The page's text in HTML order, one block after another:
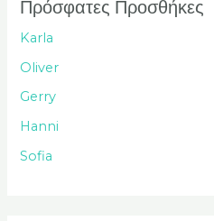
ή
τ
γ
ι
Πρόσφατες Προσθήκες
Karla
Oliver
Gerry
Hanni
Sofia